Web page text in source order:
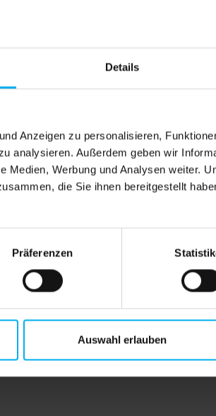
Details
Anzeigen zu personalisieren,
analysieren. Außerdem geben wir
Medien, Werbung und Analysen weiter.
die Sie ihnen bereitgestellt
Präferenzen
Auswahl erlauben
werden, da durch neue